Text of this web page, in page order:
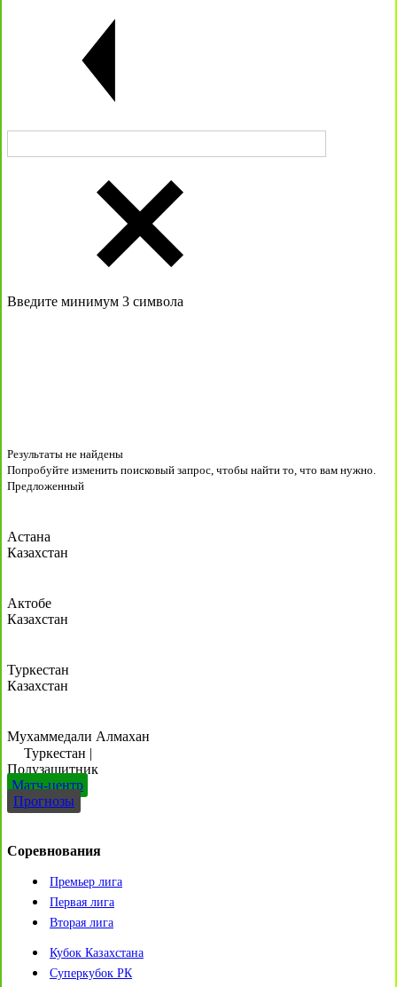
Введите минимум 3 символа
Результаты не найдены
Попробуйте изменить поисковый запрос, чтобы найти то, что вам нужно.
Предложенный
Астана
Казахстан
Актобе
Казахстан
Туркестан
Казахстан
Мухаммедали Алмахан
Туркестан |
Полузащитник
Матч-центр
Прогнозы
Соревнования
Премьер лига
Первая лига
Вторая лига
Кубок Казахстана
Суперкубок РК